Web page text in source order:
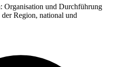
Organisation und Durchführung
Region, national und